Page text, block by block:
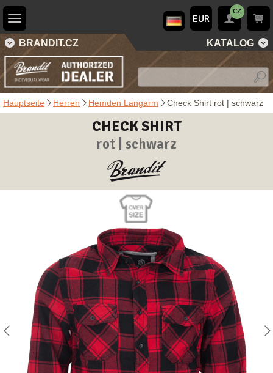
EUR
CZ
BRANDIT.CZ KATALOG
Hauptseite Herren Hemden Langarm Check Shirt rot | schwarz
CHECK SHIRT
rot | schwarz